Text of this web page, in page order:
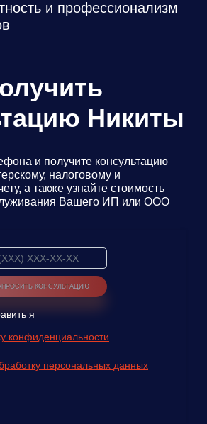
и профессионализм
Никиты
и получите консультацию
налоговому и
а также узнайте стоимость
Вашего ИП или ООО
я
конфиденциальности
персональных данных
обработку персональных данных